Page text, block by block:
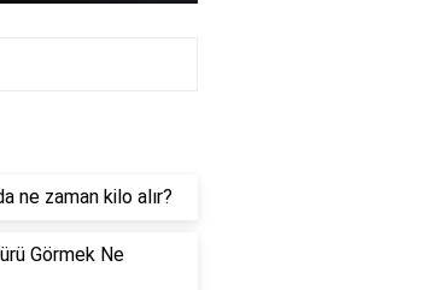
ne zaman kilo alır?
Görmek Ne